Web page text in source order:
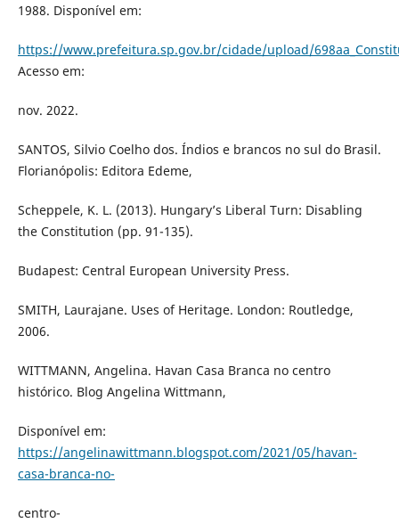
1988. Disponível em:
https://www.prefeitura.sp.gov.br/cidade/upload/
Acesso em:
nov. 2022.
SANTOS, Silvio Coelho dos. Índios e brancos no sul do Brasil.
Florianópolis: Editora Edeme,
Scheppele, K. L. (2013). Hungary’s Liberal Turn: Disabling
the Constitution (pp. 91-135).
Budapest: Central European University Press.
SMITH, Laurajane. Uses of Heritage. London: Routledge,
2006.
WITTMANN, Angelina. Havan Casa Branca no centro
histórico. Blog Angelina Wittmann,
Disponível em:
https://angelinawittmann.blogspot.com/2021/05/havan-
casa-branca-no-
centro-